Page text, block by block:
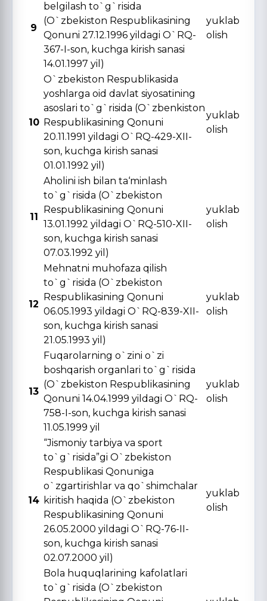
9
belgilash to`g`risida
(O`zbekiston Respublikasining
Qonuni 27.12.1996 yildagi O`RQ-
367-I-son, kuchga kirish sanasi
14.01.1997 yil)
yuklab
olish
10
O`zbekiston Respublikasida
yoshlarga oid davlat siyosatining
asoslari to`g`risida (O`zbenkiston
Respublikasining Qonuni
20.11.1991 yildagi O`RQ-429-XII-
son, kuchga kirish sanasi
01.01.1992 yil)
yuklab
olish
11
Aholini ish bilan ta‘minlash
to`g`risida (O`zbekiston
Respublikasining Qonuni
13.01.1992 yildagi O`RQ-510-XII-
son, kuchga kirish sanasi
07.03.1992 yil)
yuklab
olish
12
Mehnatni muhofaza qilish
to`g`risida (O`zbekiston
Respublikasining Qonuni
06.05.1993 yildagi O`RQ-839-XII-
son, kuchga kirish sanasi
21.05.1993 yil)
yuklab
olish
13
Fuqarolarning o`zini o`zi
boshqarish organlari to`g`risida
(O`zbekiston Respublikasining
Qonuni 14.04.1999 yildagi O`RQ-
758-I-son, kuchga kirish sanasi
11.05.1999 yil
yuklab
olish
14
“Jismoniy tarbiya va sport
to`g`risida”gi O`zbekiston
Respublikasi Qonuniga
o`zgartirishlar va qo`shimchalar
kiritish haqida (O`zbekiston
Respublikasining Qonuni
26.05.2000 yildagi O`RQ-76-II-
son, kuchga kirish sanasi
02.07.2000 yil)
yuklab
olish
Bola huquqlarining kafolatlari
to`g`risida (O`zbekiston